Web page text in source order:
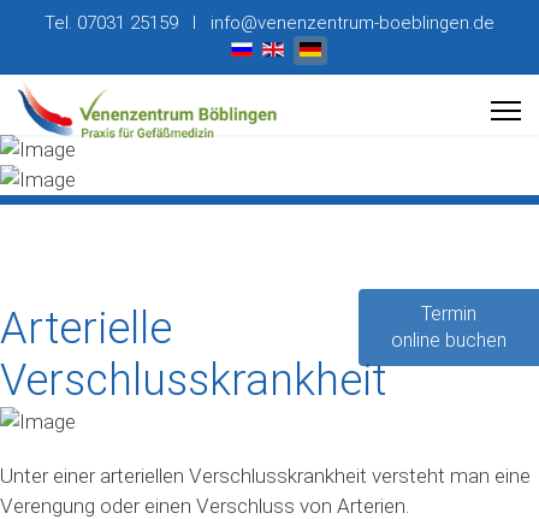
Tel. 07031 25159 I info@venenzentrum-boeblingen.de
Termin
online buchen
Sprache auswählen
Arterielle
Verschlusskrankheit
Unter einer arteriellen Verschlusskrankheit versteht man eine
Verengung oder einen Verschluss von Arterien.